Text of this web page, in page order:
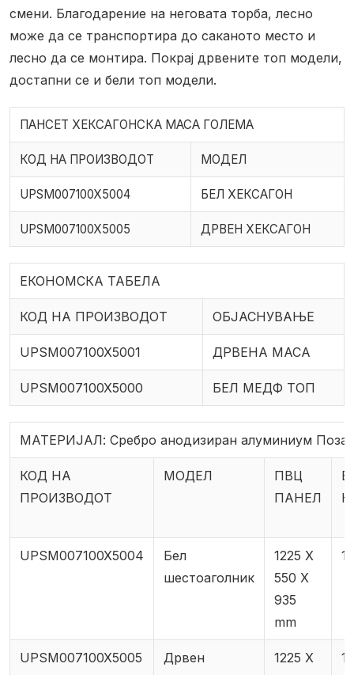
смени. Благодарение на неговата торба, лесно
може да се транспортира до саканото место и
лесно да се монтира. Покрај дрвените топ модели,
достапни се и бели топ модели.
ПАНСЕТ ХЕКСАГОНСКА МАСА ГОЛЕМА
КОД НА ПРОИЗВОДОТ МОДЕЛ
UPSM007100X5004 БЕЛ ХЕКСАГОН
UPSM007100X5005 ДРВЕН ХЕКСАГОН
ЕКОНОМСКА ТАБЕЛА
КОД НА ПРОИЗВОДОТ ОБЈАСНУВАЊЕ
UPSM007100X5001 ДРВЕНА МАСА
UPSM007100X5000 БЕЛ МЕДФ ТОП
МАТЕРИЈАЛ: Сребро анодизиран алуминиум
КОД НА
ПРОИЗВОДОТ
МОДЕЛ
ПВЦ
ПАНЕЛ
UPSM007100X5004
Бел
шестоаголник
1225 X
550 X
935
mm
1
UPSM007100X5005
Дрвен
1225 X
1